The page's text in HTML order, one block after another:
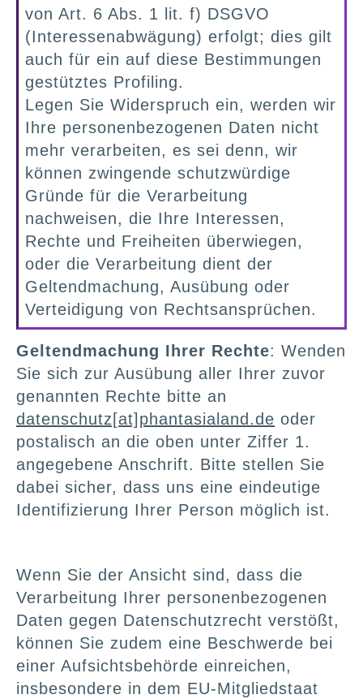
von Art. 6 Abs. 1 lit. f) DSGVO
(Interessenabwägung) erfolgt; dies gilt
auch für ein auf diese Bestimmungen
gestütztes Profiling.
Legen Sie Widerspruch ein, werden wir
Ihre personenbezogenen Daten nicht
mehr verarbeiten, es sei denn, wir
können zwingende schutzwürdige
Gründe für die Verarbeitung
nachweisen, die Ihre Interessen,
Rechte und Freiheiten überwiegen,
oder die Verarbeitung dient der
Geltendmachung, Ausübung oder
Verteidigung von Rechtsansprüchen.
Geltendmachung Ihrer Rechte: Wenden
Sie sich zur Ausübung aller Ihrer zuvor
genannten Rechte bitte an
datenschutz[at]phantasialand.de oder
postalisch an die oben unter Ziffer 1.
angegebene Anschrift. Bitte stellen Sie
dabei sicher, dass uns eine eindeutige
Identifizierung Ihrer Person möglich ist.
Wenn Sie der Ansicht sind, dass die
Verarbeitung Ihrer personenbezogenen
Daten gegen Datenschutzrecht verstößt,
können Sie zudem eine Beschwerde bei
einer Aufsichtsbehörde einreichen,
insbesondere in dem EU-Mitgliedstaat